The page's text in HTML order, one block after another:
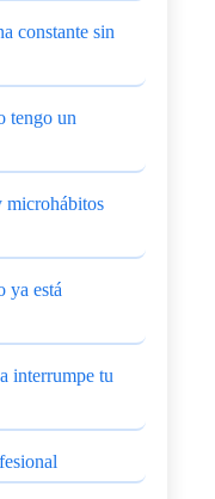
constante sin
tengo un
microhábitos
ya está
interrumpe tu